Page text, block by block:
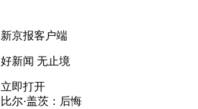
新京报客户端
好新闻 无止境
立即打开
比尔·盖茨：后悔